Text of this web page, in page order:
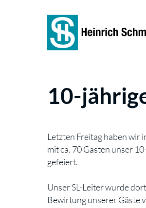
10-
Letzten Freitag haben wir
mit ca. 70 Gästen unser
gefeiert.
Unser SL-Leiter wurde
Bewirtung unserer Gäste